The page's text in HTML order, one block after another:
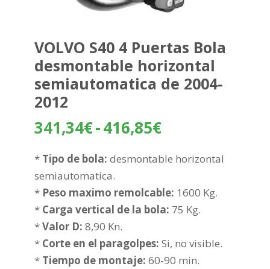
VOLVO S40 4 Puertas Bola
desmontable horizontal
semiautomatica de 2004-
2012
341,34€-416,85€Rango
precios:
341,34€
hasta
* Tipo de bola: desmontable horizontal
semiautomatica.
* Peso maximo remolcable: 1600 Kg.
* Carga vertical de la bola: 75 Kg.
*Valor D: 8,90 Kn.
* Corte en el paragolpes: Si, no visible.
* Tiempo de montaje: 60-90 min.